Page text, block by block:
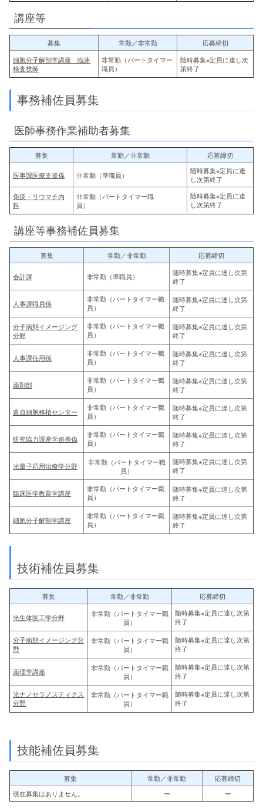
講座等
募集 常勤／非常勤
応募締切
細胞分子解剖学講座 臨床
検査技師
非常勤（パートタイマー
職員）
随時募集※定員に達し次
第終了
事務補佐員募集
医師事務作業補助者募集
募集 常勤／非常勤 応募締切
医事課医療支援係 非常勤（準職員）
随時募集※定員に達
し次第終了
免疫・リウマチ内
科
非常勤（パートタイマー職
員）
随時募集※定員に達
し次第終了
講座等事務補佐員募集
募集 常勤／非常勤 応募締切
会計課 非常勤（準職員）
随時募集※定員に達し次第
終了
人事課職員係
非常勤（パートタイマー職
員）
随時募集※定員に達し次第
終了
分子病態イメージング
分野
非常勤（パートタイマー職
員）
随時募集※定員に達し次第
終了
人事課任用係
非常勤（パートタイマー職
員）
随時募集※定員に達し次第
終了
薬剤部
非常勤（パートタイマー職
員）
随時募集※定員に達し次第
終了
造血細胞移植センター
非常勤（パートタイマー職
員）
随時募集※定員に達し次第
終了
研究協力課産学連携係
非常勤（パートタイマー職
員）
随時募集※定員に達し次第
終了
光量子応用治療学分野
非常勤（パートタイマー職
員）
随時募集※定員に達し次第
終了
臨床医学教育学講座
非常勤（パートタイマー職
員）
随時募集※定員に達し次第
終了
細胞分子解剖学講座
非常勤（パートタイマー職
員）
随時募集※定員に達し次第
終了
技術補佐員募集
募集 常勤／非常勤 応募締切
光生体医工学分野
非常勤（パートタイマー職
員）
随時募集※定員に達し次第
終了
分子病態イメージング分
野
非常勤（パートタイマー職
員）
随時募集※定員に達し次第
終了
薬理学講座
非常勤（パートタイマー職
員）
随時募集※定員に達し次第
終了
光ナノセラノスティクス
分野
非常勤（パートタイマー職
員）
随時募集※定員に達し次第
終了
技能補佐員募集
募集 常勤／非常勤
応募締切
現在募集はありません。
ー ー